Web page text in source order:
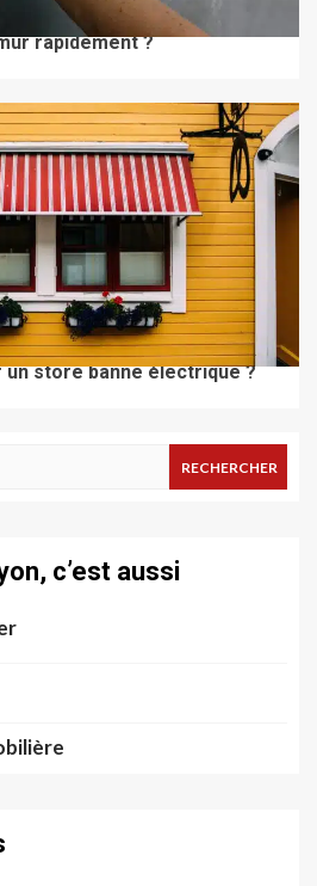
rapidement ?
store banne électrique ?
c’est aussi